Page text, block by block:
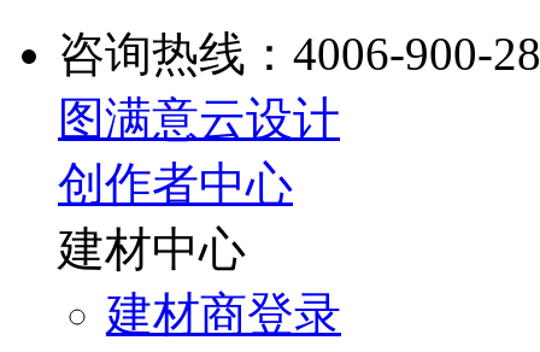
咨询热线： 4006-900-
图满意云设计
创作者中心
建材中心
建材商登录